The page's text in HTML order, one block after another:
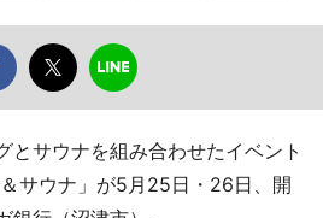
サウナを組み合わせたイベント
サウナ」が5月25日・26日、開